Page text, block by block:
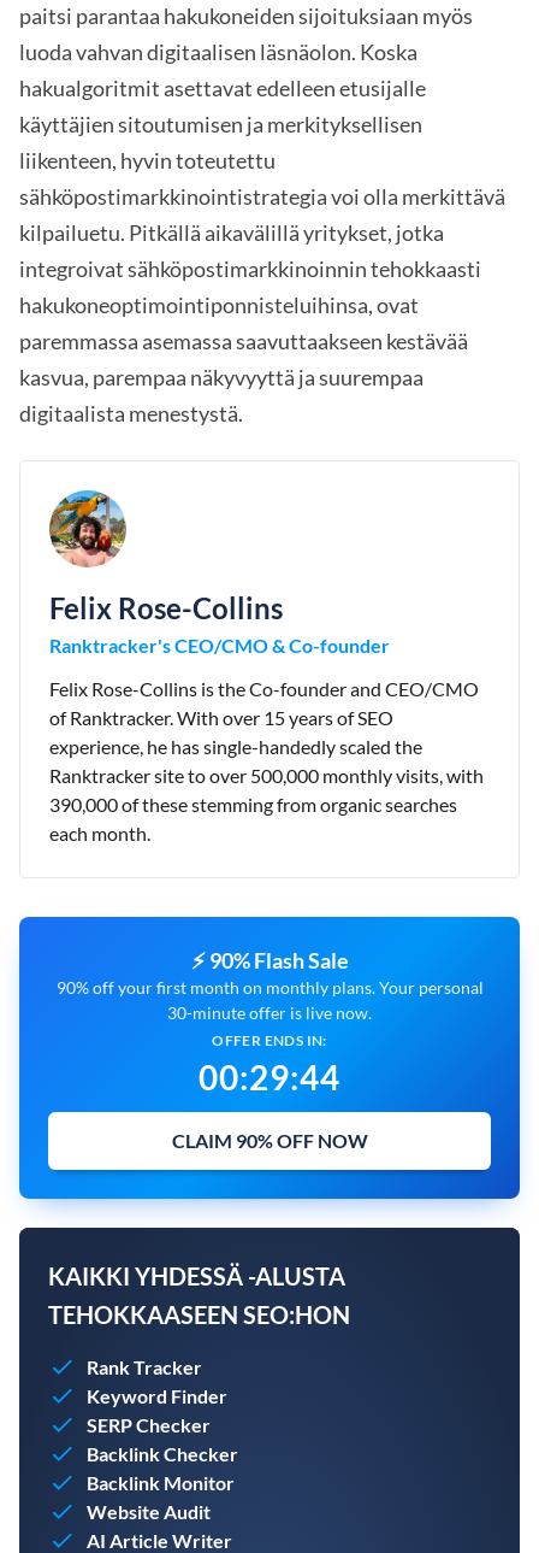
paitsi parantaa hakukoneiden sijoituksiaan myös
luoda vahvan digitaalisen läsnäolon. Koska
hakualgoritmit asettavat edelleen etusijalle
käyttäjien sitoutumisen ja merkityksellisen
liikenteen, hyvin toteutettu
sähköpostimarkkinointistrategia voi olla merkittävä
kilpailuetu. Pitkällä aikavälillä yritykset, jotka
integroivat sähköpostimarkkinoinnin tehokkaasti
hakukoneoptimointiponnisteluihinsa, ovat
paremmassa asemassa saavuttaakseen kestävää
kasvua, parempaa näkyvyyttä ja suurempaa
digitaalista menestystä.
Felix Rose-Collins
Ranktracker's CEO/CMO & Co-founder
Felix Rose-Collins is the Co-founder and CEO/CMO
of Ranktracker. With over 15 years of SEO
experience, he has single-handedly scaled the
Ranktracker site to over 500,000 monthly visits, with
390,000 of these stemming from organic searches
each month.
⚡ 90% Flash Sale
90% off your first month on monthly plans. Your personal
30-minute offer is live now.
OFFER ENDS IN:
00:29:43
CLAIM 90% OFF NOW
KAIKKI YHDESSÄ -ALUSTA
TEHOKKAASEEN SEO:HON
Rank Tracker
Keyword Finder
SERP Checker
Backlink Checker
Backlink Monitor
Website Audit
AI Article Writer